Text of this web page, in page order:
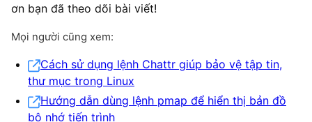
ơn bạn đã theo dõi bài viết!
Mọi người cũng xem:
Cách sử dụng lệnh Chattr giúp bảo vệ tập tin,
thư mục trong Linux
Hướng dẫn dùng lệnh pmap để hiển thị bản đồ
bộ nhớ tiến trình